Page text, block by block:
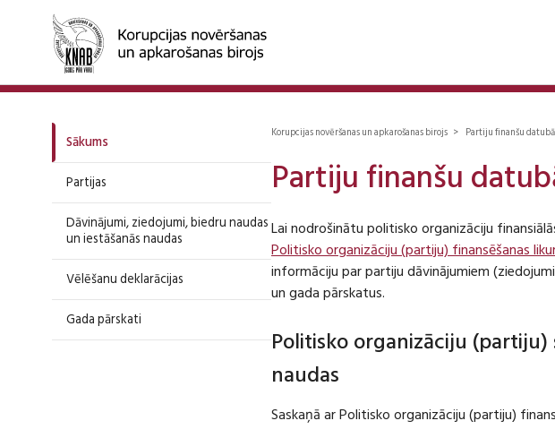
Sākums
Partijas
Dāvinājumi, ziedojumi, biedru naudas
un iestāšanās naudas
Vēlēšanu deklarācijas
Gada pārskati
Korupcijas novēršanas un apkarošanas birojs > Partiju finanšu
Partiju finanšu
Lai nodrošinātu politisko organizāciju
Politisko organizāciju (partiju) finansēšanas
informāciju par partiju dāvinājumiem
un gada pārskatus.
Politisko organizāciju
naudas
Saskaņā ar Politisko organizāciju (partiju)